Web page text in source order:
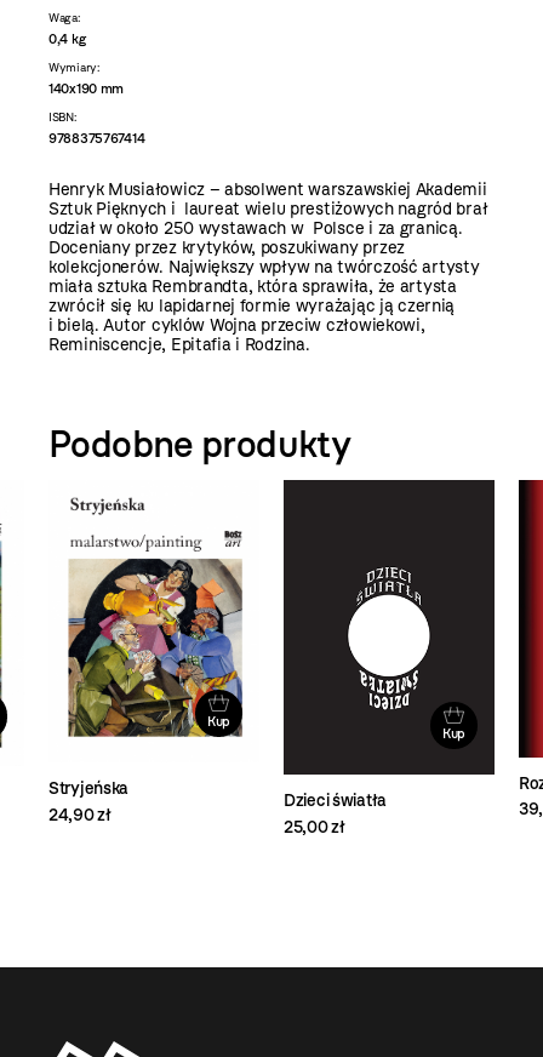
Waga:
0,4 kg
Wymiary:
140x190 mm
ISBN:
9788375767414
Henryk Musiałowicz – absolwent warszawskiej Akademii
Sztuk Pięknych i laureat wielu prestiżowych nagród brał
udział w około 250 wystawach w Polsce i za granicą.
Doceniany przez krytyków, poszukiwany przez
kolekcjonerów. Największy wpływ na twórczość artysty
miała sztuka Rembrandta, która sprawiła, że artysta
zwrócił się ku lapidarnej formie wyrażając ją czernią
i bielą. Autor cyklów Wojna przeciw człowiekowi,
Reminiscencje, Epitafia i Rodzina.
Podobne produkty
Kup
Stryjeńska
24,90 zł
Kup
Dzieci światła
25,00 zł